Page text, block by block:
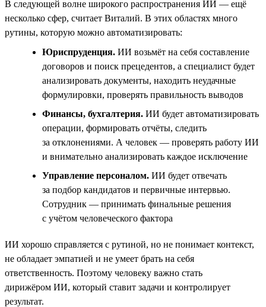
В следующей волне широкого распространения ИИ — ещё
несколько сфер, считает Виталий. В этих областях много
рутины, которую можно автоматизировать:
Юриспруденция. ИИ возьмёт на себя составление
договоров и поиск прецедентов, а специалист будет
анализировать документы, находить неудачные
формулировки, проверять правильность выводов
Финансы, бухгалтерия. ИИ будет автоматизировать
операции, формировать отчёты, следить
за отклонениями. А человек — проверять работу ИИ
и внимательно анализировать каждое исключение
Управление персоналом. ИИ будет отвечать
за подбор кандидатов и первичные интервью.
Сотрудник — принимать финальные решения
с учётом человеческого фактора
ИИ хорошо справляется с рутиной, но не понимает контекст,
не обладает эмпатией и не умеет брать на себя
ответственность. Поэтому человеку важно стать
дирижёром ИИ, который ставит задачи и контролирует
результат.